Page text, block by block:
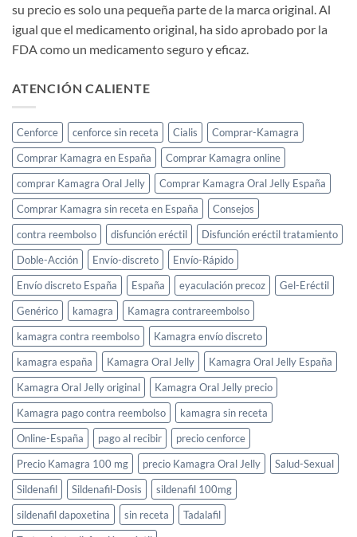
su precio es solo una pequeña parte de la marca original. Al
igual que el medicamento original, ha sido aprobado por la
FDA como un medicamento seguro y eficaz.
ATENCIÓN CALIENTE
Cenforce cenforce sin receta Cialis
Comprar-Kamagra
Comprar Kamagra en España
Comprar Kamagra online
comprar Kamagra Oral Jelly
Comprar Kamagra Oral Jelly España
Comprar Kamagra sin receta en España
Consejos
contra reembolso
disfunción eréctil
Disfunción eréctil tratamiento
Doble-Acción
Envío-discreto
Envío-Rápido
Envío discreto España
España eyaculación precoz
Gel-Eréctil
Genérico
kamagra
Kamagra contrareembolso
kamagra contra reembolso
Kamagra envío discreto
kamagra españa
Kamagra Oral Jelly
Kamagra Oral Jelly España
Kamagra Oral Jelly original
Kamagra Oral Jelly precio
Kamagra pago contra reembolso
kamagra sin receta
Online-España
pago al recibir
precio cenforce
Precio Kamagra 100 mg
precio Kamagra Oral Jelly
Salud-Sexual
Sildenafil
Sildenafil-Dosis
sildenafil 100mg
sildenafil dapoxetina
sin receta
Tadalafil